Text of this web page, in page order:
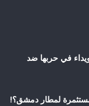
في حربها ضد
لمطار دمشق؟!